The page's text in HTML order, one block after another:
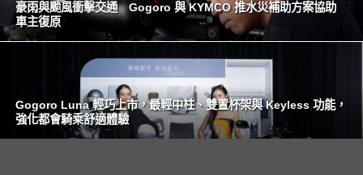
豪雨與颱風衝擊交通 Gogoro 與 KYMCO 推水災補助方案協助
車主復原
Gogoro Luna 輕巧上市，最輕中柱、雙置杯架與 Keyless 功能，
強化都會騎乘舒適體驗